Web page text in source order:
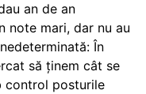
an de an
note mari, dar nu au
În
să ținem cât se
control posturile